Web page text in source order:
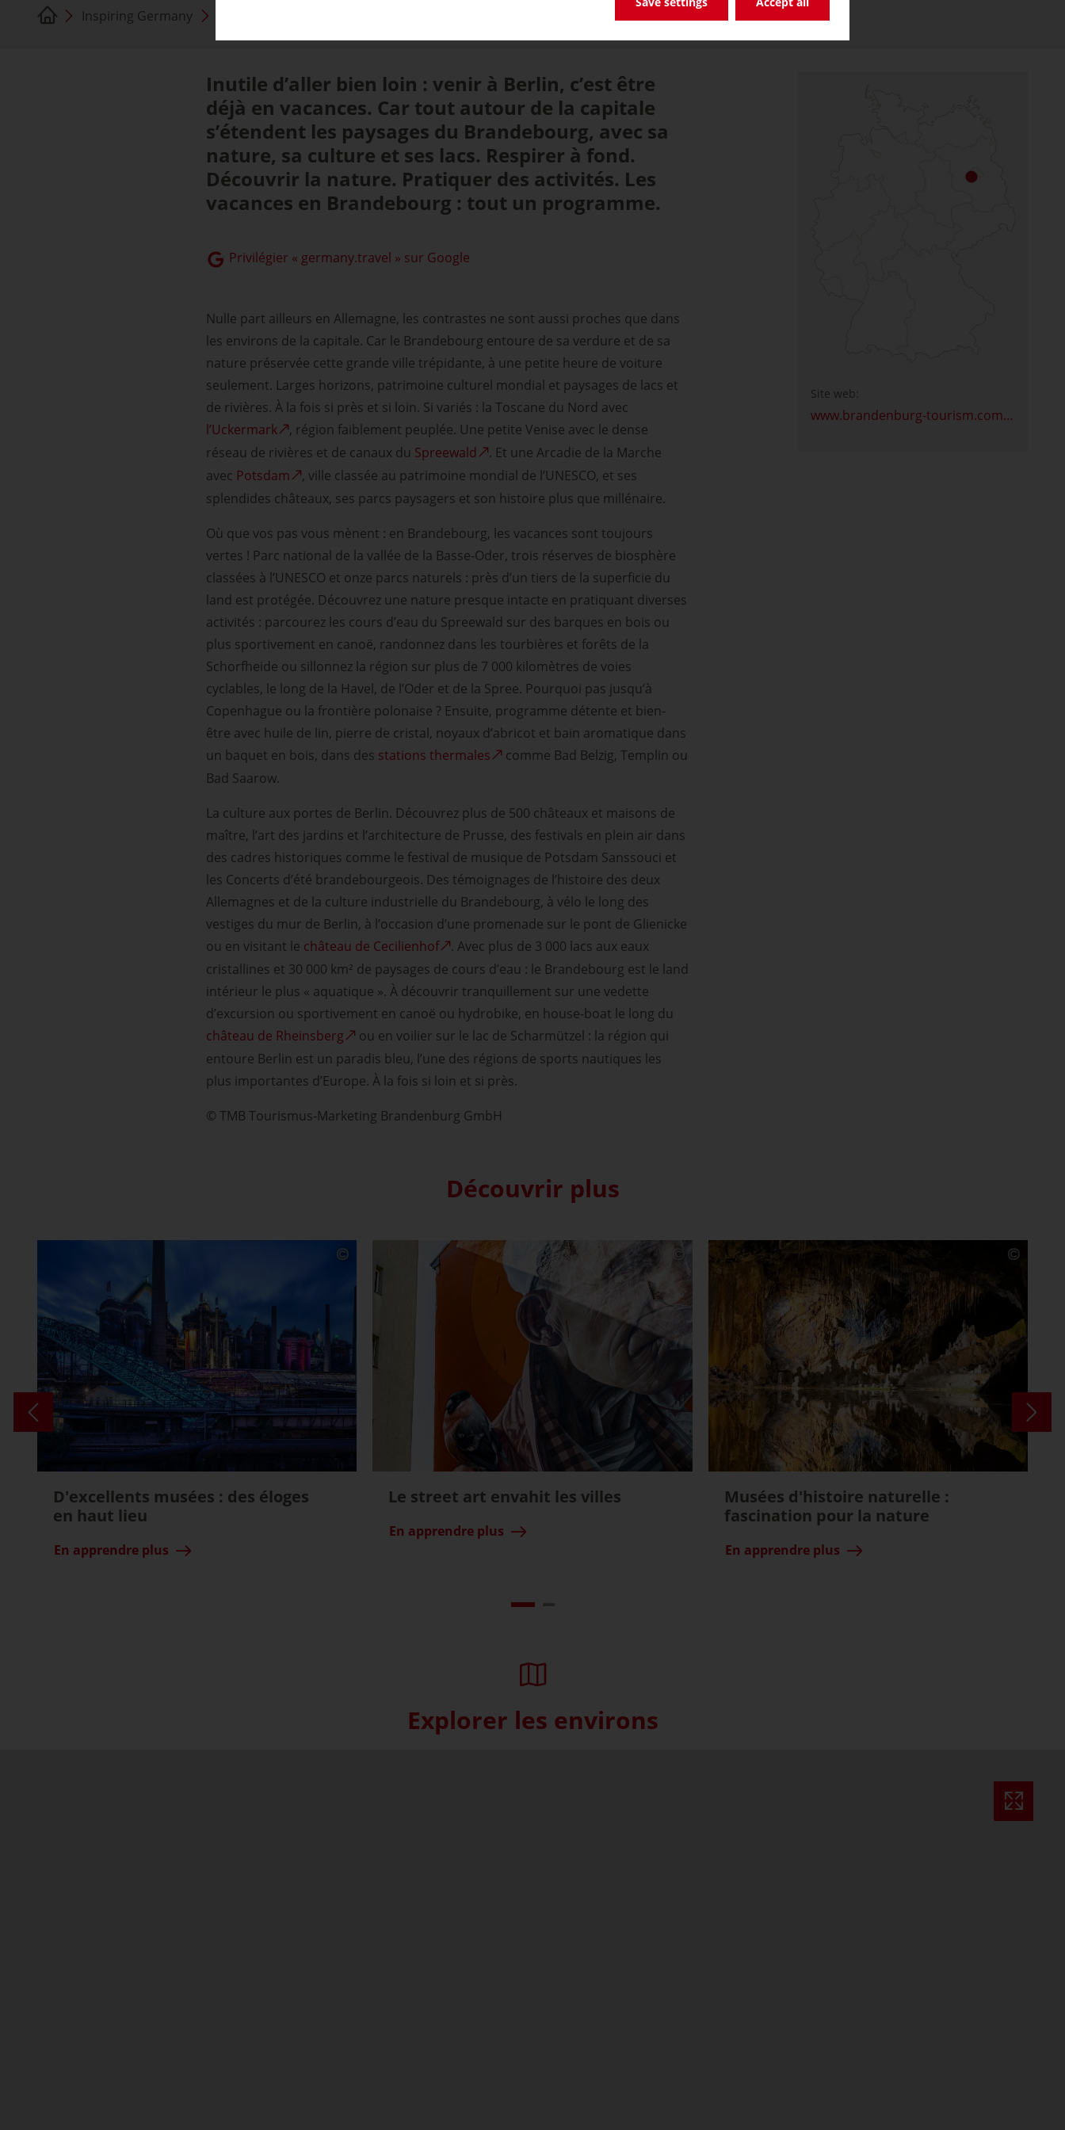
Inspiring Germany
Inutile d’aller bien loin : venir à Berlin, c’est être
déjà en vacances. Car tout autour de la capitale
s’étendent les paysages du Brandebourg, avec sa
nature, sa culture et ses lacs. Respirer à fond.
Découvrir la nature. Pratiquer des activités. Les
vacances en Brandebourg : tout un programme.
Privilégier « germany.travel » sur Google
Nulle part ailleurs en Allemagne, les contrastes ne sont aussi proches que dans
les environs de la capitale. Car le Brandebourg entoure de sa verdure et de sa
nature préservée cette grande ville trépidante, à une petite heure de voiture
seulement. Larges horizons, patrimoine culturel mondial et paysages de lacs et
de rivières. À la fois si près et si loin. Si variés : la Toscane du Nord avec
l’Uckermark
, région faiblement peuplée. Une petite Venise avec le dense
réseau de rivières et de canaux du Spreewald
. Et une Arcadie de la Marche
avec Potsdam
, ville classée au patrimoine mondial de l’UNESCO, et ses
splendides châteaux, ses parcs paysagers et son histoire plus que millénaire.
Où que vos pas vous mènent : en Brandebourg, les vacances sont toujours
vertes ! Parc national de la vallée de la Basse-Oder, trois réserves de biosphère
classées à l’UNESCO et onze parcs naturels : près d’un tiers de la superficie du
land est protégée. Découvrez une nature presque intacte en pratiquant diverses
activités : parcourez les cours d’eau du Spreewald sur des barques en bois ou
plus sportivement en canoë, randonnez dans les tourbières et forêts de la
Schorfheide ou sillonnez la région sur plus de 7 000 kilomètres de voies
cyclables, le long de la Havel, de l’Oder et de la Spree. Pourquoi pas jusqu’à
Copenhague ou la frontière polonaise ? Ensuite, programme détente et bien-
être avec huile de lin, pierre de cristal, noyaux d’abricot et bain aromatique dans
un baquet en bois, dans des stations thermales
comme Bad Belzig, Templin ou
Bad Saarow.
La culture aux portes de Berlin. Découvrez plus de 500 châteaux et maisons de
maître, l’art des jardins et l’architecture de Prusse, des festivals en plein air dans
des cadres historiques comme le festival de musique de Potsdam Sanssouci et
les Concerts d’été brandebourgeois. Des témoignages de l’histoire des deux
Allemagnes et de la culture industrielle du Brandebourg, à vélo le long des
vestiges du mur de Berlin, à l’occasion d’une promenade sur le pont de Glienicke
ou en visitant le château de Cecilienhof
. Avec plus de 3 000 lacs aux eaux
cristallines et 30 000 km² de paysages de cours d’eau : le Brandebourg est le land
intérieur le plus « aquatique ». À découvrir tranquillement sur une vedette
d’excursion ou sportivement en canoë ou hydrobike, en house-boat le long du
château de Rheinsberg
ou en voilier sur le lac de Scharmützel : la région qui
entoure Berlin est un paradis bleu, l’une des régions de sports nautiques les
plus importantes d’Europe. À la fois si loin et si près.
© TMB Tourismus-Marketing Brandenburg GmbH
Site web:
www.brandenburg-tourism.com
Découvrir plus
D'excellents musées : des éloges
en haut lieu
En apprendre plus
Le street art envahit les villes
En apprendre plus
Musées d'histoire naturelle :
fascination pour la nature
En apprendre plus
Explorer les environs